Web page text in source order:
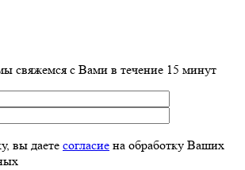
свяжемся с Вами в течение 15 минут
вы даете согласие на обработку Ваших